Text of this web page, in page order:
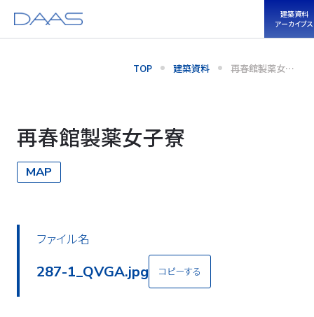
建築資料
アーカイブス
TOP 建築資料 再春館製薬女子
寮
再春館製薬女子寮
MAP
ファイル名
287-2_QVGA.jpg コピーする